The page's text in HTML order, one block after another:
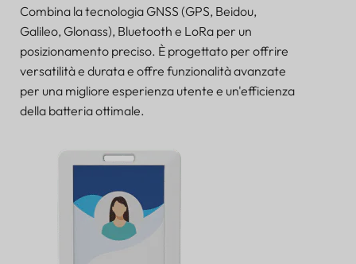
Combina la tecnologia GNSS (GPS, Beidou,
Galileo, Glonass), Bluetooth e LoRa per un
posizionamento preciso. È progettato per offrire
versatilità e durata e offre funzionalità avanzate
per una migliore esperienza utente e un'efficienza
della batteria ottimale.